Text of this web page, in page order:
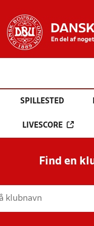
SPILLESTED
LIVESCORE
Find en